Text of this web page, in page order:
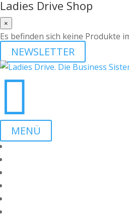
Ladies Drive Shop
×
Es befinden sich keine Produkte
NEWSLETTER

MENÜ